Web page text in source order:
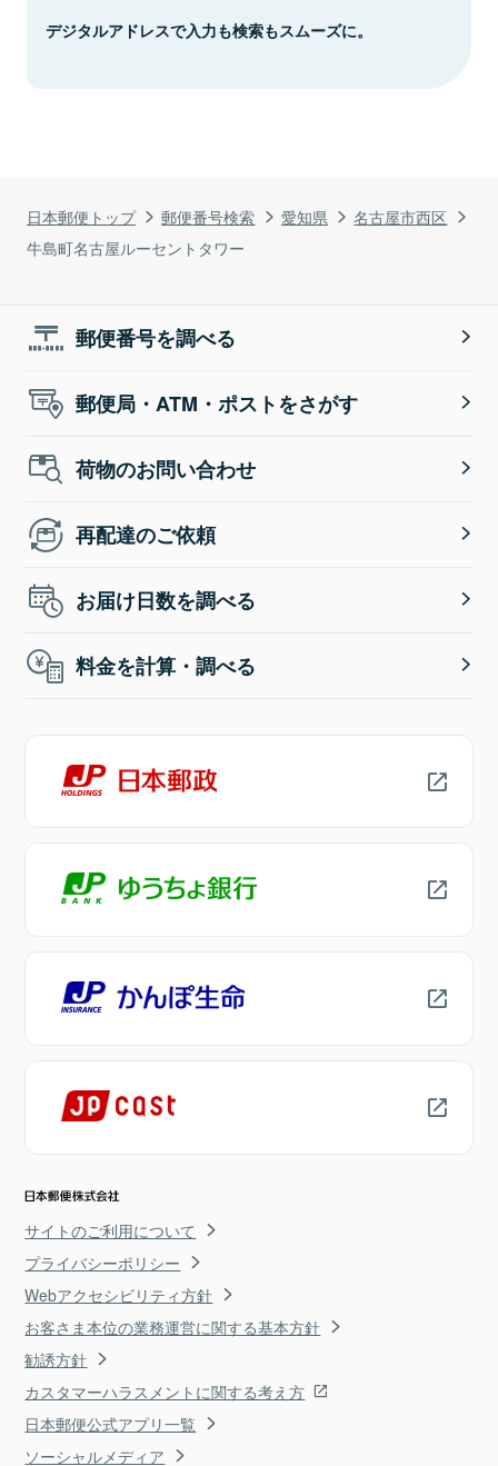
日本郵便トップ 郵便番号検索 愛知県
名古屋市西区
牛島町名古屋ルーセントタワー
デジタルアドレスで入力も検索もスムーズに。
郵便番号を調べる
郵便局・ATM・ポストをさがす
荷物のお問い合わせ
再配達のご依頼
お届け日数を調べる
料金を計算・調べる
サイトのご利用について
プライバシーポリシー
Webアクセシビリティ方針
お客さま本位の業務運営に関する基本方針
勧誘方針
カスタマーハラスメントに関する考え方
日本郵便公式アプリ一覧
ソーシャルメディア